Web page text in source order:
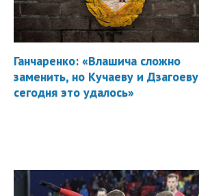
Ганчаренко: «Влашича сложно
заменить, но Кучаеву и Дзагоеву
сегодня это удалось»